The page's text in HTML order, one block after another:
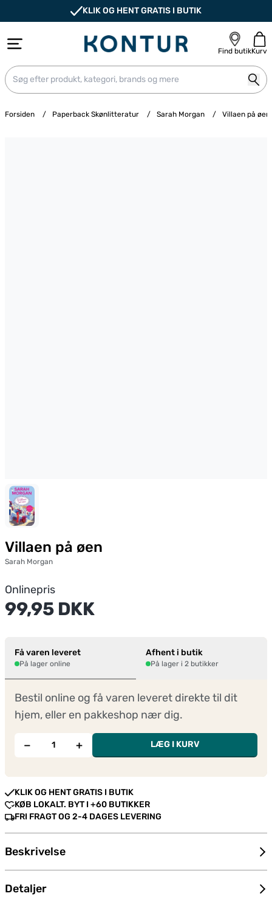
KLIK OG HENT GRATIS I BUTIK
Find butikKurv
Forsiden / Paperback Skønlitteratur / Sarah Morgan / Villaen på øen
Villaen på øen
Sarah Morgan
Onlinepris
99,95 DKK
Få varen leveret
På lager online
Afhent i butik
På lager i 2 butikker
Bestil online og få varen leveret direkte til dit
hjem, eller en pakkeshop nær dig.
− + LÆG I KURV
KLIK OG HENT GRATIS I BUTIK
KØB LOKALT. BYT I +60 BUTIKKER
FRI FRAGT OG 2-4 DAGES LEVERING
Beskrivelse
Detaljer